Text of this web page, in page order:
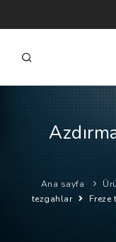
FIRMALAR
ÜRÜNLER
NASIL
YARDIM
Ana sayfa
tezgahlar
Freze